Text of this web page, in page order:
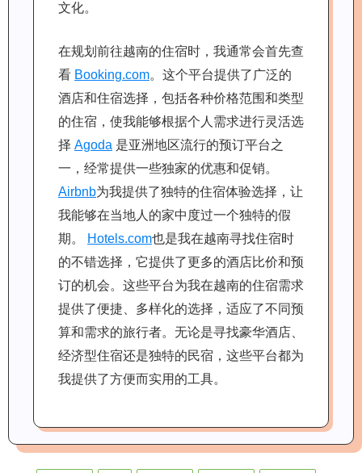
文化。
在规划前往越南的住宿时，我通常会首先查
看 Booking.com。这个平台提供了广泛的
酒店和住宿选择，包括各种价格范围和类型
的住宿，使我能够根据个人需求进行灵活选
择 Agoda 是亚洲地区流行的预订平台之
一，经常提供一些独家的优惠和促销。
Airbnb为我提供了独特的住宿体验选择，让
我能够在当地人的家中度过一个独特的假
期。
Hotels.com也是我在越南寻找住宿时
的不错选择，它提供了更多的酒店比价和预
订的机会。这些平台为我在越南的住宿需求
提供了便捷、多样化的选择，适应了不同预
算和需求的旅行者。无论是寻找豪华酒店、
经济型住宿还是独特的民宿，这些平台都为
我提供了方便而实用的工具。